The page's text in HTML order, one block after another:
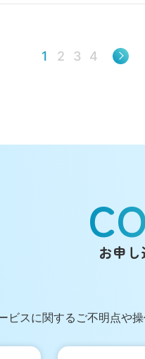
1 2 3 4
お申
ビスに関する ご不明点や操